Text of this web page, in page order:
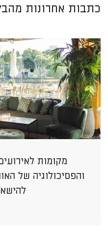
כתבות אחרונות
מקומות
והפסיכולוגיה של